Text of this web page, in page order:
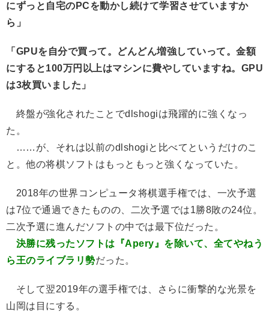
にずっと自宅のPCを動かし続けて学習させていますか
ら」
「GPUを自分で買って。どんどん増強していって。金額
にすると100万円以上はマシンに費やしていますね。GPU
は3枚買いました」
終盤が強化されたことでdlshogiは飛躍的に強くなっ
た。
……が、それは以前のdlshogiと比べてというだけのこ
と。他の将棋ソフトはもっともっと強くなっていた。
2018年の世界コンピュータ将棋選手権では、一次予選
は7位で通過できたものの、二次予選では1勝8敗の24位。
二次予選に進んだソフトの中では最下位だった。
決勝に残ったソフトは『Apery』を除いて、全てやねう
ら王のライブラリ勢だった。
そして翌2019年の選手権では、さらに衝撃的な光景を
山岡は目にする。